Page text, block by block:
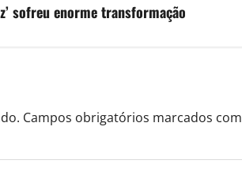
sofreu enorme transformação
Campos obrigatórios marcados com